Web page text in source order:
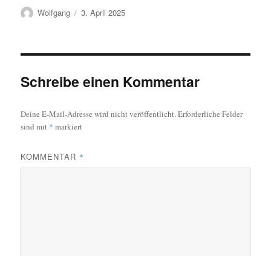
Autor
Wolfgang
Veröffentlicht
3. April 2025
Schreibe einen Kommentar
Deine E-Mail-Adresse wird nicht veröffentlicht.Erforderliche Felder
sind mit * markiert
KOMMENTAR *